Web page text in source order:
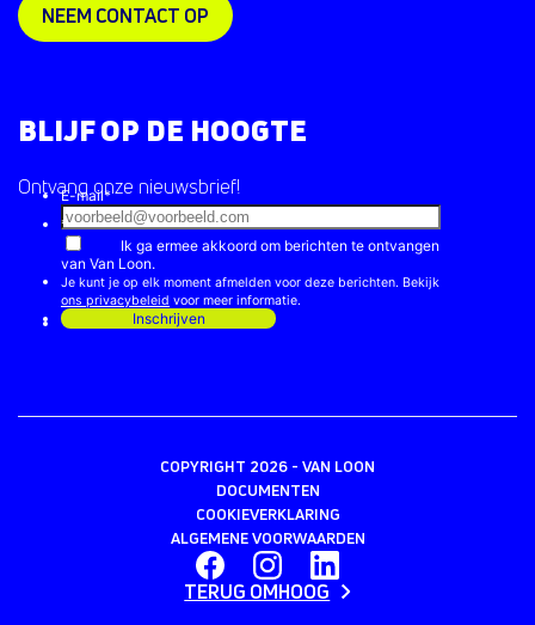
BLIJF OP DE HOOGTE
Ontvang onze nieuwsbrief!
NEEM CONTACT OP
COPYRIGHT 2026 - VAN LOON
DOCUMENTEN
COOKIEVERKLARING
ALGEMENE VOORWAARDEN
TERUG OMHOOG